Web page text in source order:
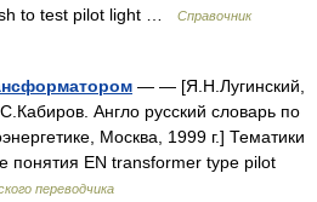
to test pilot light …
Справочник
— — [Я.Н.Лугинский,
Англо русский словарь по
Москва, 1999 г.] Тематики
понятия EN transformer type pilot
переводчика